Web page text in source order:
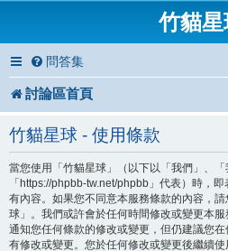
竹貓星
問答集
討論區首頁
竹貓星球 - 使用條款
當您使用「竹貓星球」（以下以「我們」、「
「https://phpbb-tw.net/phpbb」代表）時，
有內容。如果您不同意本服務條款的內容，
球」。我們或許會於任何時間修改或變更本
通知您任何條款的修改或變更，但仍建議您
有修改或變更。您於任何修改或變更後繼續